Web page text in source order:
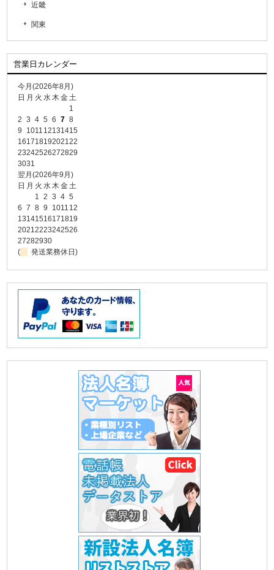
近畿
関東
営業日カレンダー
今月(2026年8月)
日 月 火 水木金土
1
2 3 4 5 6 7 8
9
1011 12131415
16171819202122
23242526272829
3031
翌月(2026年9月)
日 月 火 水木金土
1 2 3 4 5
6 7 8 9 1011 12
13141516171819
20212223242526
27282930
(
発送業務休日)